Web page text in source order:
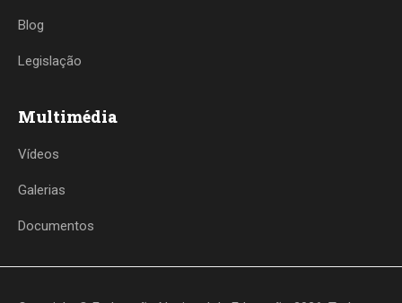
Blog
Legislação
Multimédia
Vídeos
Galerias
Documentos